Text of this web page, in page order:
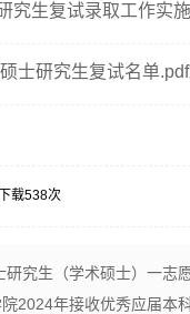
究生复试录取工作实
士研究生复试名单.pdf
载538次
研究生（学术硕士）一志
院2024年接收优秀应届